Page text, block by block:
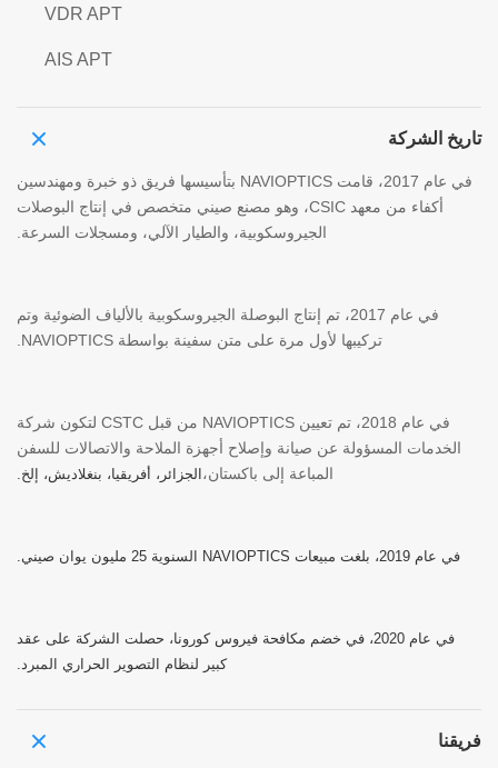
VDR APT
AIS APT
تاريخ الشركة
في عام 2017، قامت NAVIOPTICS بتأسيسها فريق ذو خبرة ومهندسين
أكفاء من معهد CSIC، وهو مصنع صيني متخصص في إنتاج البوصلات
الجيروسكوبية، والطيار الآلي، ومسجلات السرعة.
في عام 2017، تم إنتاج البوصلة الجيروسكوبية بالألياف الضوئية وتم
تركيبها لأول مرة على متن سفينة بواسطة NAVIOPTICS.
في عام 2018، تم تعيين NAVIOPTICS من قبل CSTC لتكون شركة
الخدمات المسؤولة عن صيانة وإصلاح أجهزة الملاحة والاتصالات للسفن
المباعة إلى باكستان، الجزائر، أفريقيا، بنغلاديش، إلخ.
في عام 2019، بلغت مبيعات NAVIOPTICS السنوية 25 مليون يوان صيني.
في عام 2020، في خضم مكافحة فيروس كورونا، حصلت الشركة على عقد
كبير لنظام التصوير الحراري المبرد.
فريقنا